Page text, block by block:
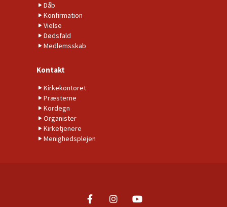
Dåb
Konfirmation
Vielse
Dødsfald
Medlemsskab
Kontakt
Kirkekontoret
Præsterne
Kordegn
Organister
Kirketjenere
Menighedsplejen